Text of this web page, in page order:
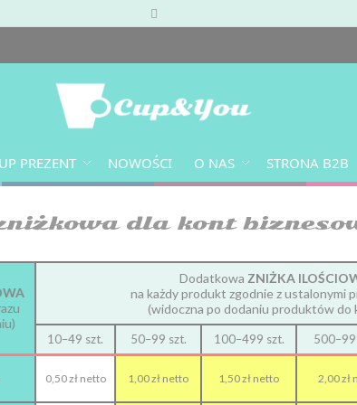
PREZENT NOWOŚCI O NAS STRONA B2B
dla kont
Dodatkowa ZNIŻKA
na każdy produkt zgodnie z ustalonymi
(widoczna po dodaniu produktów do
10–49 szt. 50–99 szt. 100–499 szt.
0,50 zł netto 1,00 zł netto 1,50 zł netto 2,00 zł